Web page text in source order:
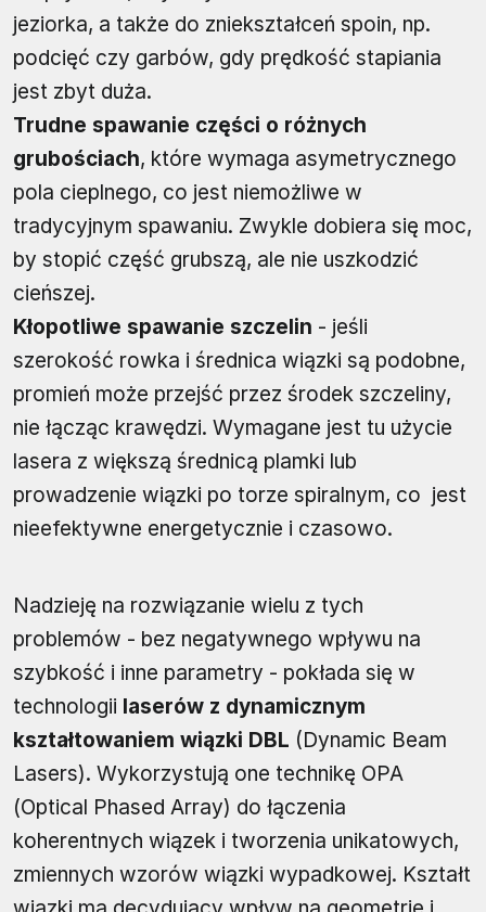
jeziorka, a także do zniekształceń spoin, np.
podcięć czy garbów, gdy prędkość stapiania
jest zbyt duża.
Trudne spawanie części o różnych
grubościach, które wymaga asymetrycznego
pola cieplnego, co jest niemożliwe w
tradycyjnym spawaniu. Zwykle dobiera się moc,
by stopić część grubszą, ale nie uszkodzić
cieńszej.
Kłopotliwe spawanie szczelin - jeśli
szerokość rowka i średnica wiązki są podobne,
promień może przejść przez środek szczeliny,
nie łącząc krawędzi. Wymagane jest tu użycie
lasera z większą średnicą plamki lub
prowadzenie wiązki po torze spiralnym, co jest
nieefektywne energetycznie i czasowo.
Nadzieję na rozwiązanie wielu z tych
problemów - bez negatywnego wpływu na
szybkość i inne parametry - pokłada się w
technologii laserów z dynamicznym
kształtowaniem wiązki DBL (Dynamic Beam
Lasers). Wykorzystują one technikę OPA
(Optical Phased Array) do łączenia
koherentnych wiązek i tworzenia unikatowych,
zmiennych wzorów wiązki wypadkowej. Kształt